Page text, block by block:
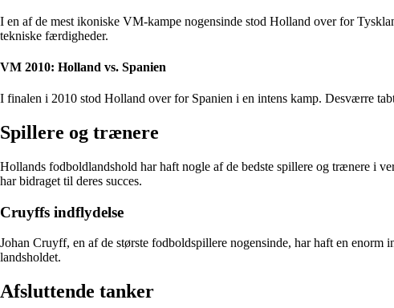
I en af de mest ikoniske VM-kampe nogensinde stod Holland over for
tekniske færdigheder.
VM 2010: Holland vs. Spanien
I finalen i 2010 stod Holland over for Spanien i en intens kamp. Desværre
Spillere og trænere
Hollands fodboldlandshold har haft nogle af de bedste spillere og trænere i
har bidraget til deres succes.
Cruyffs indflydelse
Johan Cruyff, en af de største fodboldspillere nogensinde, har haft en
landsholdet.
Afsluttende tanker